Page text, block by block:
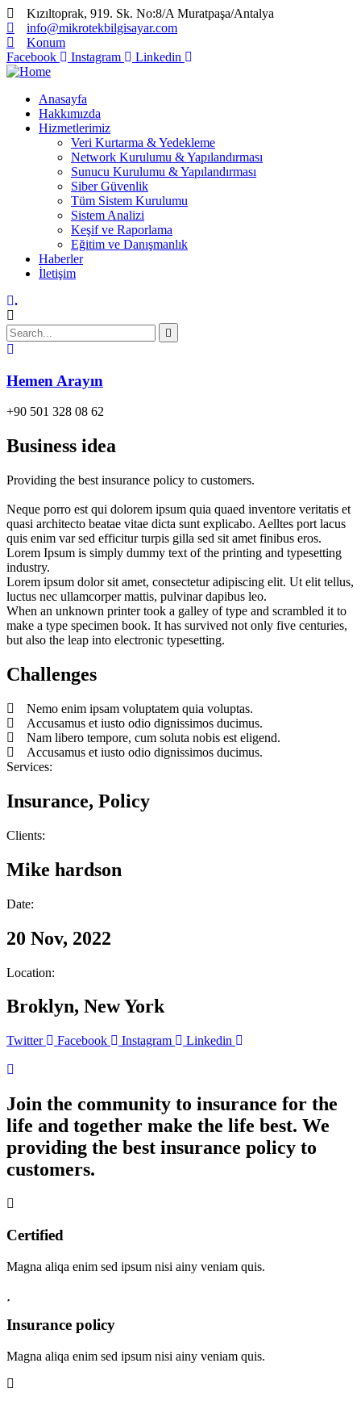
Kızıltoprak, 919. Sk. No:8/A Muratpaşa/Antalya
info@mikrotekbilgisayar.com
Konum
Facebook
Instagram Linkedin
Anasayfa
Hakkımızda
Hizmetlerimiz
Veri Kurtarma & Yedekleme
Network Kurulumu & Yapılandırması
Sunucu Kurulumu & Yapılandırması
Siber Güvenlik
Tüm Sistem Kurulumu
Sistem Analizi
Keşif ve Raporlama
Eğitim ve Danışmanlık
Haberler
İletişim
.
Hemen Arayın
+90 501 328 08 62
Business idea
Providing the best insurance policy to customers.
Neque porro est qui dolorem ipsum quia quaed inventore veritatis et
quasi architecto beatae vitae dicta sunt explicabo. Aelltes port lacus
quis enim var sed efficitur turpis gilla sed sit amet finibus eros.
Lorem Ipsum is simply dummy text of the printing and typesetting
industry.
Lorem ipsum dolor sit amet, consectetur adipiscing elit. Ut elit tellus,
luctus nec ullamcorper mattis, pulvinar dapibus leo.
When an unknown printer took a galley of type and scrambled it to
make a type specimen book. It has survived not only five centuries,
but also the leap into electronic typesetting.
Challenges
Nemo enim ipsam voluptatem quia voluptas.
Accusamus et iusto odio dignissimos ducimus.
Nam libero tempore, cum soluta nobis est eligend.
Accusamus et iusto odio dignissimos ducimus.
Services:
Insurance, Policy
Clients:
Mike hardson
Date:
20 Nov, 2022
Location:
Broklyn, New York
Twitter Facebook Instagram Linkedin
Join the community to insurance for the
life and together make the life best. We
providing the best insurance policy to
customers.
Certified
Magna aliqa enim sed ipsum nisi ainy veniam quis.
Insurance policy
Magna aliqa enim sed ipsum nisi ainy veniam quis.